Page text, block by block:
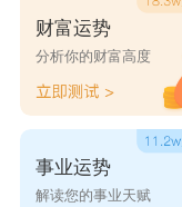
舒服，难以长久。
财富运势
分析你的财富高度
事业运势
解读您的事业天赋